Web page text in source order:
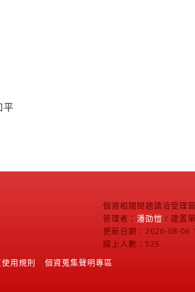
平
個資相關問題請洽受理
管理者： 潘劭愷 / 建置
更新日期：2026-08-06
線上人數：525
用規則 個資蒐集聲明專區